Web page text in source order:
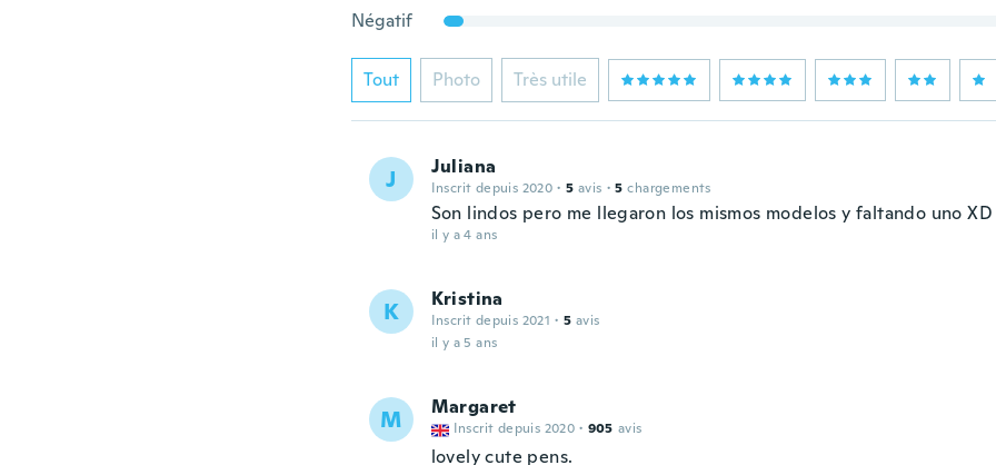
Négatif
Tout Photo Très utile
J Juliana
Inscrit depuis 2020 · 5 avis · 5 chargements
Son lindos pero me llegaron los mismos modelos y faltando uno XD
il y a 4 ans
K Kristina
Inscrit depuis 2021 · 5 avis
il y a 5 ans
M Margaret
Inscrit depuis 2020 · 905 avis
lovely cute pens.